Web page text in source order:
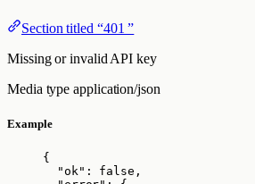
Section titled “401 ”
Missing or invalid API key
Media type application/json
Example
{
"ok" : false ,